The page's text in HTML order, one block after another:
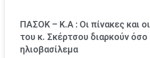
ΠΑΣΟΚ – Κ.Α : Οι πίνακες και
του κ. Σκέρτσου διαρκούν όσο
ηλιοβασίλεμα